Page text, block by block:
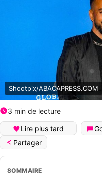
Shootpix/ABACAPRESS.COM
3 min de lecture
Lire plus tard
Partager
SOMMAIRE